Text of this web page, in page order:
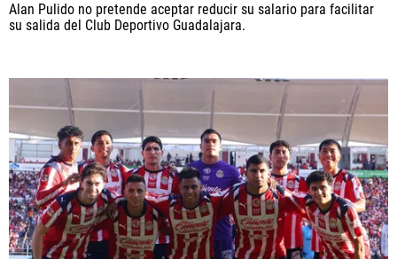
Alan Pulido no pretende aceptar reducir su salario para facilitar
su salida del Club Deportivo Guadalajara.